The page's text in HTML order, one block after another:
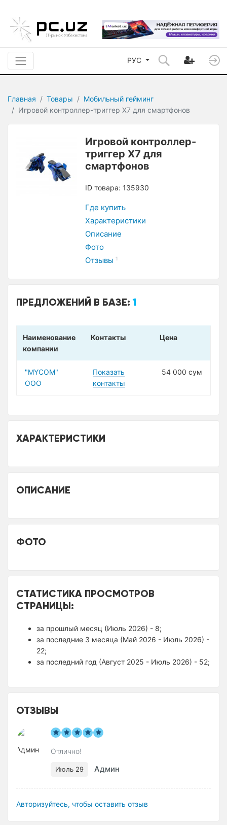
РУС
Главная Товары
Мобильный гейминг
Игровой контроллер-триггер X7 для смартфонов
Игровой контроллер-
триггер X7 для
смартфонов
ID товара: 135930
Где купить
Характеристики
Описание
Фото
Отзывы 1
ПРЕДЛОЖЕНИЙ В БАЗЕ:1
Наименование
компании
Контакты Цена
"MYCOM"
ООО
Показать
контакты
54 000 сум
ХАРАКТЕРИСТИКИ
ОПИСАНИЕ
ФОТО
СТАТИСТИКА ПРОСМОТРОВ
СТРАНИЦЫ:
за прошлый месяц (Июль 2026) - 8;
за последние 3 месяца (Май 2026 - Июль 2026) -
22;
за последний год (Август 2025 - Июль 2026) - 52;
ОТЗЫВЫ
Отлично!
Июль 29 Админ
Авторизуйтесь, чтобы оставить отзыв